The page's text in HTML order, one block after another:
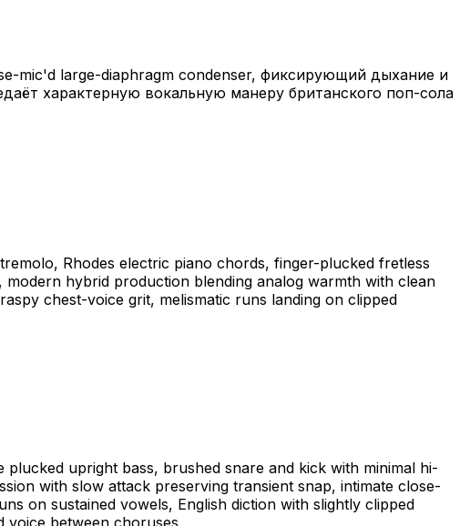
mic'd large-diaphragm condenser, фиксирующий дыхание и
характерную вокальную манеру британского поп-сола
Rhodes electric piano chords, finger-plucked fretless
hybrid production blending analog warmth with clean
chest-voice grit, melismatic runs landing on clipped
upright bass, brushed snare and kick with minimal hi-
with slow attack preserving transient snap, intimate close-
on sustained vowels, English diction with slightly clipped